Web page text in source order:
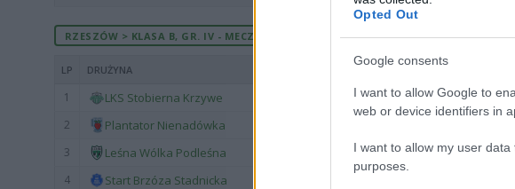
Opted Out
Google consents
I want to allow Google to
web or device identifiers in
I want to allow my user
purposes.
RZESZÓW > KLASA B, GR. IV - MECZE ROZEGRANE U SIEBIE
LP DRUŻYNA
1 LKS Stobierna Krzywe
2 Plantator Nienadówka
3 Leśna Wólka Podleśna
4 Start Brzóza Stadnicka